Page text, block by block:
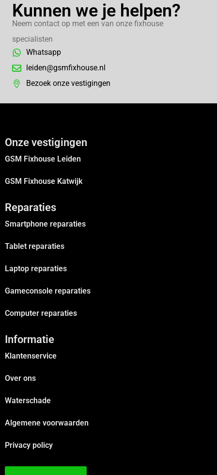
Kunnen we je helpen?
Neem contact op met een van onze fixhouse
specialisten
Whatsapp
leiden@gsmfixhouse.nl
Bezoek onze vestigingen
Onze vestigingen
GSM Fixhouse Leiden
GSM Fixhouse Katwijk
Reparaties
Smartphone reparaties
Tablet reparaties
Laptop reparaties
Gameconsole reparaties
Computer reparaties
Informatie
Klantenservice
Over ons
Waterschade
Algemene voorwaarden
Privacy policy